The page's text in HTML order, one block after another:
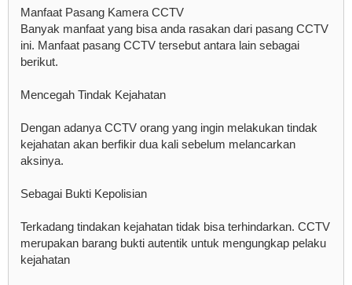
Manfaat Pasang Kamera CCTV
Banyak manfaat yang bisa anda rasakan dari pasang CCTV
ini. Manfaat pasang CCTV tersebut antara lain sebagai
berikut.
Mencegah Tindak Kejahatan
Dengan adanya CCTV orang yang ingin melakukan tindak
kejahatan akan berfikir dua kali sebelum melancarkan
aksinya.
Sebagai Bukti Kepolisian
Terkadang tindakan kejahatan tidak bisa terhindarkan. CCTV
merupakan barang bukti autentik untuk mengungkap pelaku
kejahatan